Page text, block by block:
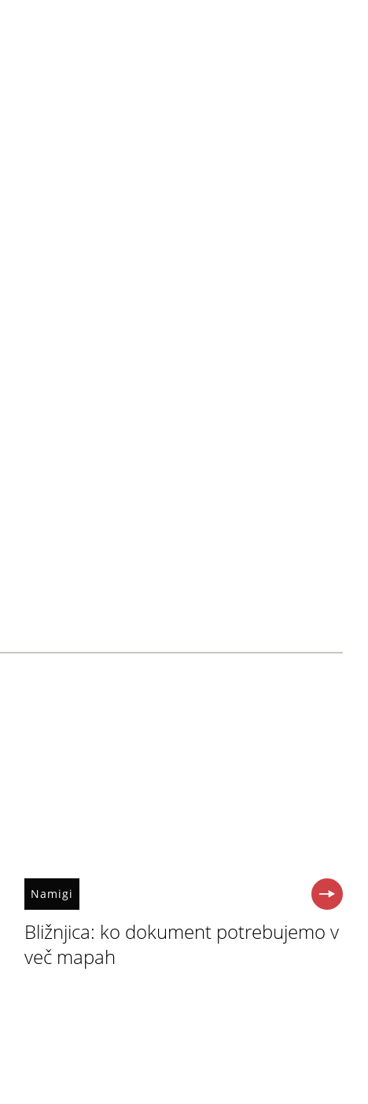
Namigi
Bližnjica: ko dokument potrebujemo v
več mapah